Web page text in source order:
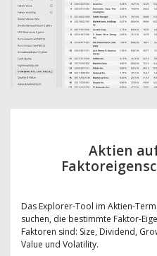
Aktien
Das Explorer-Tool im Aktien-
suchen, die bestimmte Faktor-
Faktoren sind: Size, Dividend,
Value und Volatility.